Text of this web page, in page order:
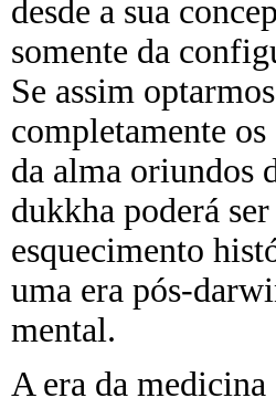
desde a sua
somente da
Se assim
completamente
da alma oriundos
dukkha poderá
esquecimento
uma era pós-
mental.
A era da